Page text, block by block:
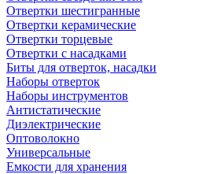
Отвертки шестигранные
Отвертки керамические
Отвертки торцевые
Отвертки с насадками
Биты для отверток, насадки
Наборы отверток
Наборы инструментов
Антистатические
Диэлектрические
Оптоволокно
Универсальные
Емкости для хранения